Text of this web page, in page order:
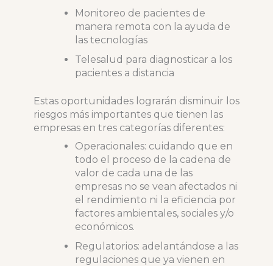
Monitoreo de pacientes de
manera remota con la ayuda de
las tecnologías
Telesalud para diagnosticar a los
pacientes a distancia
Estas oportunidades lograrán disminuir los
riesgos más importantes que tienen las
empresas en tres categorías diferentes:
Operacionales: cuidando que en
todo el proceso de la cadena de
valor de cada una de las
empresas no se vean afectados ni
el rendimiento ni la eficiencia por
factores ambientales, sociales y/o
económicos.
Regulatorios: adelantándose a las
regulaciones que ya vienen en